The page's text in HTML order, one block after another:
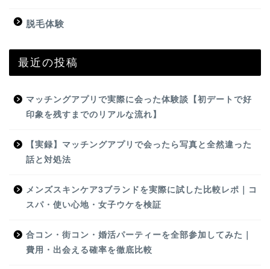
脱毛体験
最近の投稿
マッチングアプリで実際に会った体験談【初デートで好
印象を残すまでのリアルな流れ】
【実録】マッチングアプリで会ったら写真と全然違った
話と対処法
メンズスキンケア3ブランドを実際に試した比較レポ｜コ
スパ・使い心地・女子ウケを検証
合コン・街コン・婚活パーティーを全部参加してみた｜
費用・出会える確率を徹底比較